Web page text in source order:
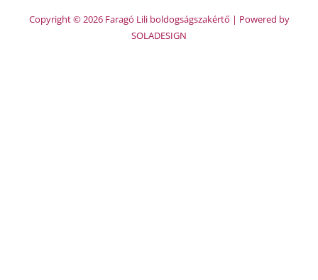
Copyright © 2026 Faragó Lili boldogságszakértő | Powered by
SOLADESIGN